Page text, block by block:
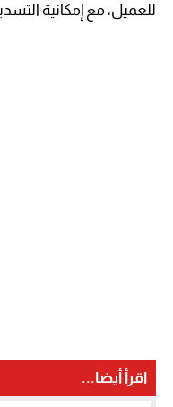
للعميل، مع إمكانية
اقرأ أيضا...